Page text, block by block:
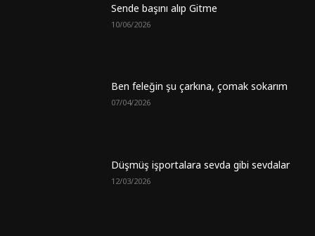
Sende başını alıp Gitme
10/06/2026
Ben feleğin şu çarkına, çomak sokarım
07/04/2026
Düşmüş işportalara sevda gibi sevdalar
12/03/2026